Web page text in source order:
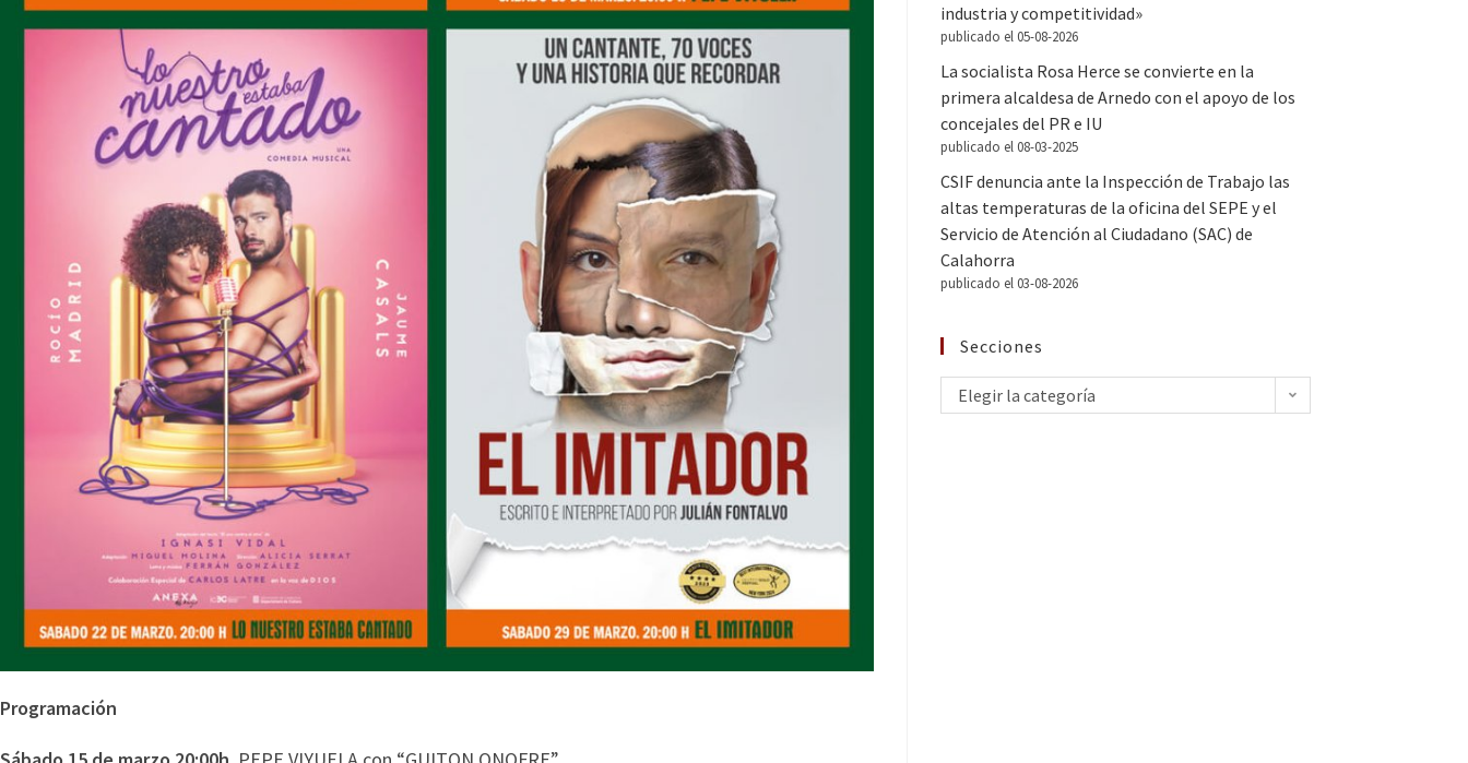
Programación
industria y competitividad»
publicado el 05-08-2026
La socialista Rosa Herce se convierte en la
primera alcaldesa de Arnedo con el apoyo de los
concejales del PR e IU
publicado el 08-03-2025
CSIF denuncia ante la Inspección de Trabajo las
altas temperaturas de la oficina del SEPE y el
Servicio de Atención al Ciudadano (SAC) de
Calahorra
publicado el 03-08-2026
Secciones
Elegir la categoría